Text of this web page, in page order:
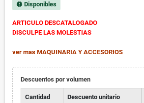
new_releases Disponibles
ARTICULO DESCATALOGADO
DISCULPE LAS MOLESTIAS
ver mas MAQUINARIA Y ACCESORIOS
Descuentos por volumen
Cantidad Descuento unitario